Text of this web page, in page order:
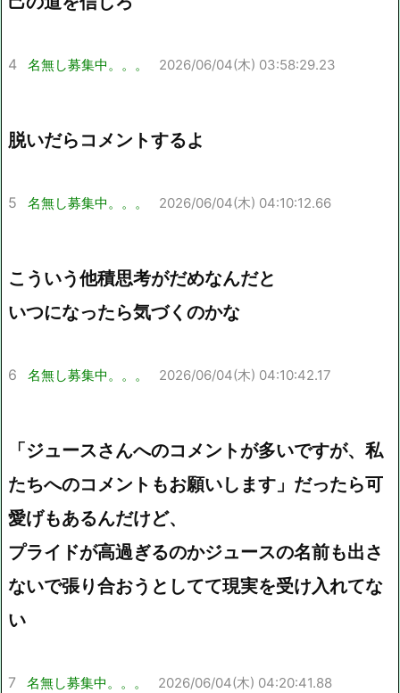
4 名無し募集中。。。 2026/06/04(木) 03:58:29.23
脱いだらコメントするよ
5 名無し募集中。。。 2026/06/04(木) 04:10:12.66
こういう他積思考がだめなんだと
いつになったら気づくのかな
6 名無し募集中。。。 2026/06/04(木) 04:10:42.17
「ジュースさんへのコメントが多いですが、私
たちへのコメントもお願いします」だったら可
愛げもあるんだけど、
プライドが高過ぎるのかジュースの名前も出さ
ないで張り合おうとしてて現実を受け入れてな
い
7 名無し募集中。。。 2026/06/04(木) 04:20:41.88